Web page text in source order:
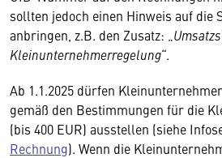
sollten jedoch einen Hinweis auf die
anbringen, z.B. den Zusatz: „
Kleinunternehmerregelung“.
Ab 1.1.2025 dürfen
gemäß den Bestimmungen für die
(bis 400 EUR) ausstellen (siehe
Rechnung). Wenn die